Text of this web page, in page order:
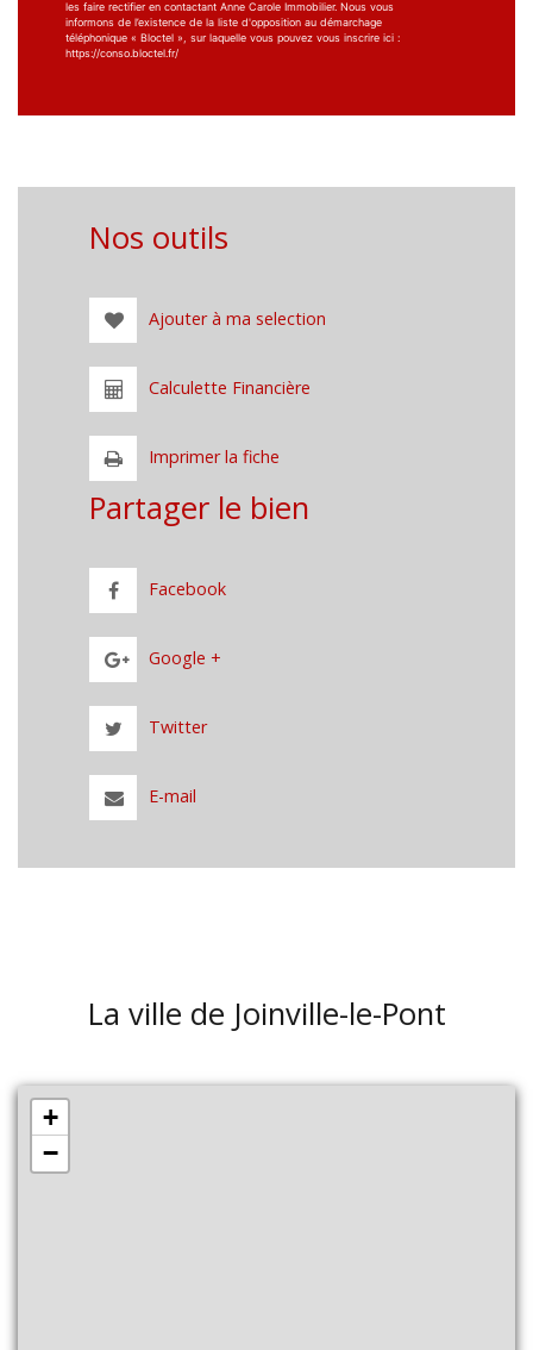
les faire rectifier en contactant Anne Carole Immobilier. Nous vous
informons de l’existence de la liste d'opposition au démarchage
téléphonique « Bloctel », sur laquelle vous pouvez vous inscrire ici :
https://conso.bloctel.fr/
Nos outils
Ajouter à ma selection
Calculette Financière
Imprimer la fiche
Partager le bien
Facebook
Google +
Twitter
E-mail
La ville de Joinville-le-Pont
+
−